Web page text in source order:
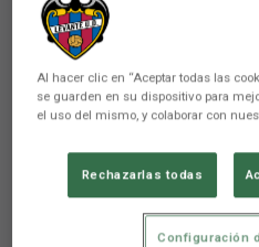
Atlético
UE Olot
Resumen del encuentro
UE Olot
Al hacer clic en “Aceptar todas las
se guarden en su dispositivo para
el uso del mismo, y colaborar con
Rechazarlas todas
Configuración